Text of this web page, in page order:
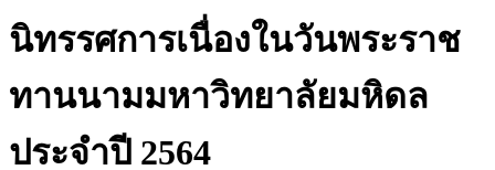
นิทรรศการเนื่องในวันพระราช
ทานนามมหาวิทยาลัยมหิดล
ประจำปี 2564